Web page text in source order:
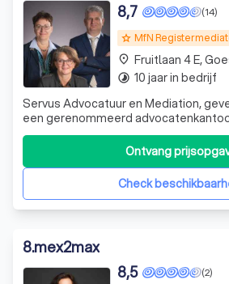
grade MfN
(14)
8,7
Servus Advocatuur en Mediation,
een gerenommeerd
passie en toewijding richt op familie-
psychiatrisch patiëntenrecht.
Graafmans en Philip van Kampen,
onderscheiden door zijn ex
Check
Ontvang
place Fruitlaan 4 E,
timelapse 10 jaar in bedrijf
8.mex2max
(2)
8,5